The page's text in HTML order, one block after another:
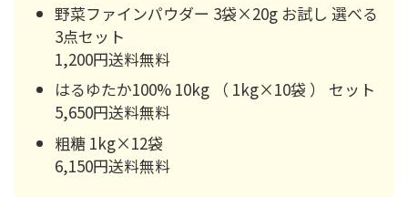
野菜ファインパウダー 3袋×20g お試し 選べる
3点セット
1,200円送料無料
はるゆたか100% 10kg （ 1kg×10袋 ） セット
5,650円送料無料
粗糖 1kg×12袋
6,150円送料無料